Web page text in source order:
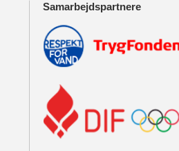
Samarbejdspartnere